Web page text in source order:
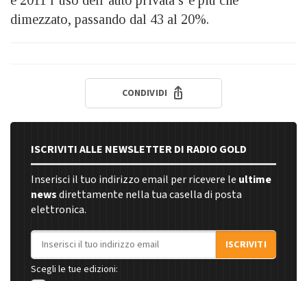
dimezzato, passando dal 43 al 20%.
CONDIVIDI
ISCRIVITI ALLE NEWSLETTER DI RADIO GOLD
Inserisci il tuo indirizzo email per ricevere le ultime
newsdirettamente nella tua casella di posta
elettronica.
Indirizzo email
ISCRIVITI
Scegli le tue edizioni: